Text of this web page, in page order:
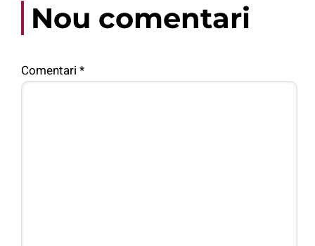
Nou comentari
Comentari *